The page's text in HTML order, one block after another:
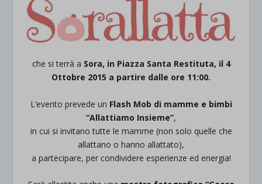
che si terrà a Sora, in Piazza Santa Restituta, il 4
Ottobre 2015 a partire dalle ore 11:00.
L’evento prevede un Flash Mob di mamme e bimbi
“Allattiamo Insieme”,
in cui si invitano tutte le mamme (non solo quelle che
allattano o hanno allattato),
a partecipare, per condividere esperienze ed energia!